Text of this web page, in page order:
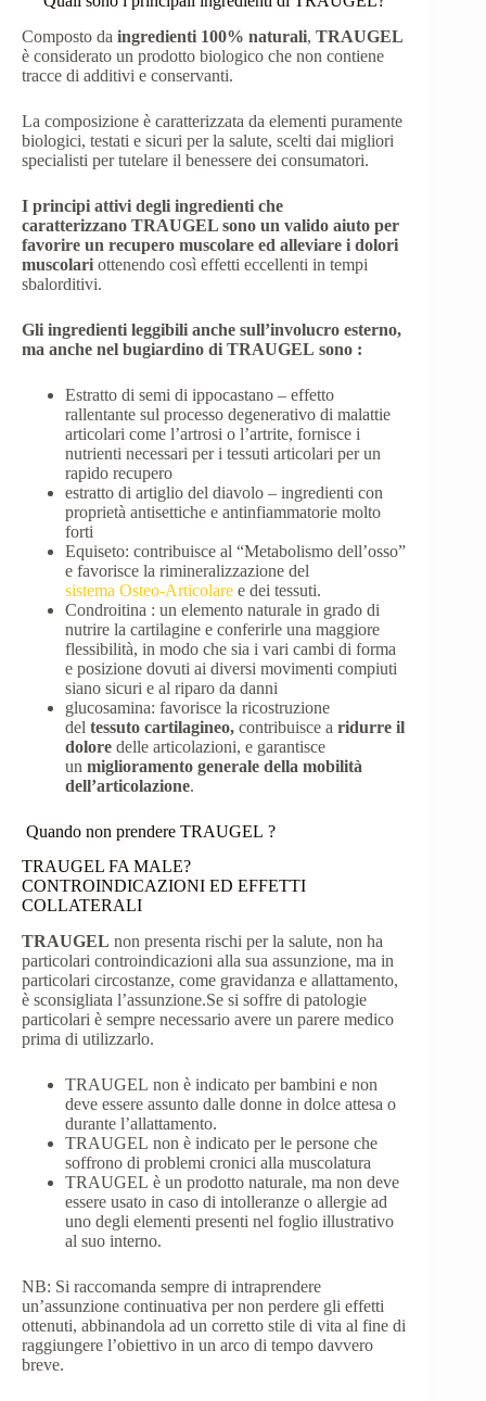
Composto da ingredienti 100% naturali, TRAUGEL
è considerato un prodotto biologico che non contiene
tracce di additivi e conservanti.
La composizione è caratterizzata da elementi puramente
biologici, testati e sicuri per la salute, scelti dai migliori
specialisti per tutelare il benessere dei consumatori.
I principi attivi degli ingredienti che
caratterizzano TRAUGEL sono un valido aiuto per
favorire un recupero muscolare ed alleviare i dolori
muscolari ottenendo così effetti eccellenti in tempi
sbalorditivi.
Gli ingredienti leggibili anche sull’involucro esterno,
ma anche nel bugiardino di TRAUGEL sono :
Estratto di semi di ippocastano – effetto
rallentante sul processo degenerativo di malattie
articolari come l’artrosi o l’artrite, fornisce i
nutrienti necessari per i tessuti articolari per un
rapido recupero
estratto di artiglio del diavolo – ingredienti con
proprietà antisettiche e antinfiammatorie molto
forti
Equiseto: contribuisce al “Metabolismo dell’osso”
e favorisce la rimineralizzazione del
sistema Osteo-Articolare e dei tessuti.
Condroitina : un elemento naturale in grado di
nutrire la cartilagine e conferirle una maggiore
flessibilità, in modo che sia i vari cambi di forma
e posizione dovuti ai diversi movimenti compiuti
siano sicuri e al riparo da danni
glucosamina: favorisce la ricostruzione
del tessuto cartilagineo, contribuisce a ridurre il
dolore delle articolazioni, e garantisce
un miglioramento generale della mobilità
dell’articolazione.
Quando non prendere TRAUGEL ?
TRAUGEL FA MALE?
CONTROINDICAZIONI ED EFFETTI
COLLATERALI
TRAUGEL non presenta rischi per la salute, non ha
particolari controindicazioni alla sua assunzione, ma in
particolari circostanze, come gravidanza e allattamento,
è sconsigliata l’assunzione.Se si soffre di patologie
particolari è sempre necessario avere un parere medico
prima di utilizzarlo.
TRAUGEL non è indicato per bambini e non
deve essere assunto dalle donne in dolce attesa o
durante l’allattamento.
TRAUGEL non è indicato per le persone che
soffrono di problemi cronici alla muscolatura
TRAUGEL è un prodotto naturale, ma non deve
essere usato in caso di intolleranze o allergie ad
uno degli elementi presenti nel foglio illustrativo
al suo interno.
NB: Si raccomanda sempre di intraprendere
un’assunzione continuativa per non perdere gli effetti
ottenuti, abbinandola ad un corretto stile di vita al fine di
raggiungere l’obiettivo in un arco di tempo davvero
breve.